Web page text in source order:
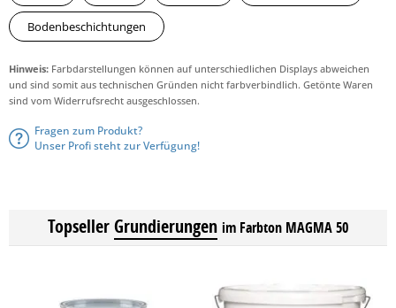
Bodenbeschichtungen
Hinweis: Farbdarstellungen können auf unterschiedlichen Displays abweichen
und sind somit aus technischen Gründen nicht farbverbindlich. Getönte Waren
sind vom Widerrufsrecht ausgeschlossen.
Fragen zum Produkt?
Unser Profi steht zur Verfügung!
TopsellerGrundierungen im Farbton MAGMA 50